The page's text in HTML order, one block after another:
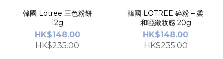
韓國 Lotree 三色粉餅
12g
HK$148.00
HK$235.00
韓國 LOTREE 碎粉 – 柔
和啞緻妝感 20g
HK$148.00
HK$235.00